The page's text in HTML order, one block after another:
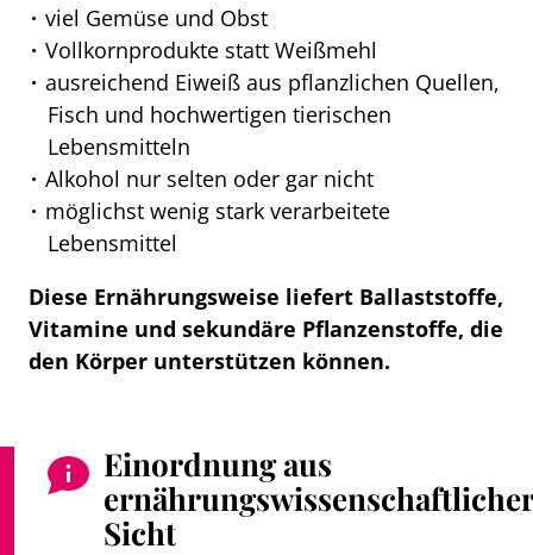
viel Gemüse und Obst
Vollkornprodukte statt Weißmehl
ausreichend Eiweiß aus pflanzlichen Quellen,
Fisch und hochwertigen tierischen
Lebensmitteln
Alkohol nur selten oder gar nicht
möglichst wenig stark verarbeitete
Lebensmittel
Diese Ernährungsweise liefert Ballaststoffe,
Vitamine und sekundäre Pflanzenstoffe, die
den Körper unterstützen können.
Einordnung aus
ernährungswissenschaftlicher
Sicht